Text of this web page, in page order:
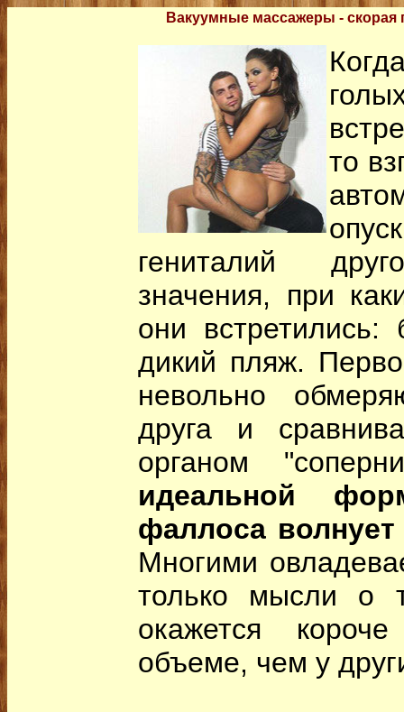
Вакуумные массажеры - скорая
то
гениталий
значения, при
они
дикий пляж.
невольно
друга и
органом
идеальной
фаллоса
Многими
только мысли о
окажется
объеме, чем у